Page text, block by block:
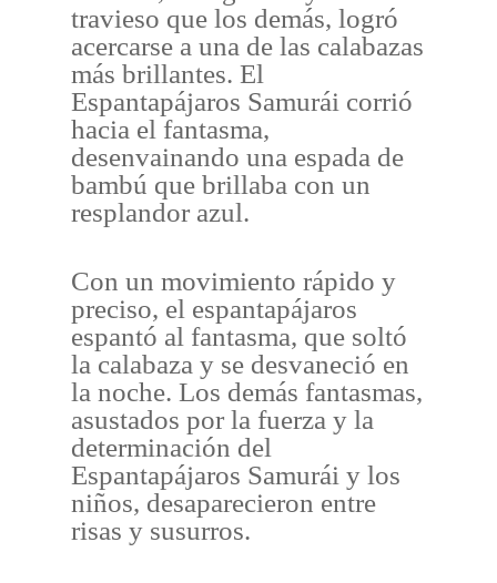
travieso que los demás, logró
acercarse a una de las calabazas
más brillantes. El
Espantapájaros Samurái corrió
hacia el fantasma,
desenvainando una espada de
bambú que brillaba con un
resplandor azul.
Con un movimiento rápido y
preciso, el espantapájaros
espantó al fantasma, que soltó
la calabaza y se desvaneció en
la noche. Los demás fantasmas,
asustados por la fuerza y la
determinación del
Espantapájaros Samurái y los
niños, desaparecieron entre
risas y susurros.